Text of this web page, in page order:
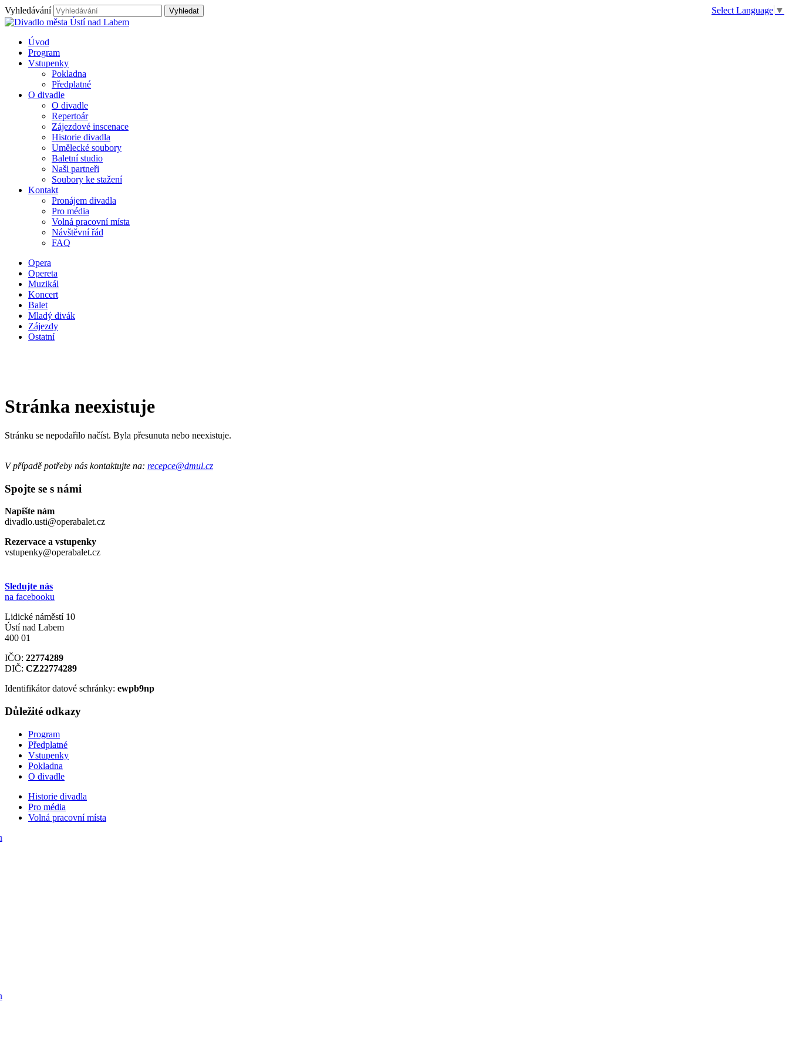
Vyhledávání
Úvod
Program
Vstupenky
Pokladna
Předplatné
O divadle
O divadle
Repertoár
Zájezdové inscenace
Historie divadla
Umělecké soubory
Baletní studio
Naši partneři
Soubory ke stažení
Kontakt
Pronájem divadla
Pro média
Volná pracovní místa
Návštěvní řád
FAQ
Select Language ▼
Opera
Opereta
Muzikál
Koncert
Balet
Mladý divák
Zájezdy
Ostatní
Stránka neexistuje
Stránku se nepodařilo načíst. Byla přesunuta nebo neexistuje.
V případě potřeby nás kontaktujte na: recepce@dmul.cz
Spojte se s námi
Napište nám
divadlo.usti@operabalet.cz
Rezervace a vstupenky
vstupenky@operabalet.cz
Sledujte nás
na facebooku
Lidické náměstí 10
Ústí nad Labem
400 01
IČO: 22774289
DIČ: CZ22774289
Identifikátor datové schránky: ewpb9np
Důležité odkazy
Program
Předplatné
Vstupenky
Pokladna
O divadle
Historie divadla
Pro média
Volná pracovní místa